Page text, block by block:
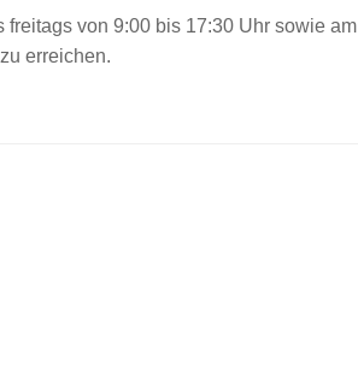
von 9:00 bis 17:30 Uhr sowie am
erreichen.